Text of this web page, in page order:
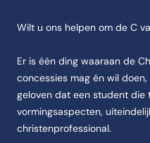
Wilt u ons helpen om de C
Er is één ding waaraan de
concessies mag én wil
geloven dat een student die
vormingsaspecten,
christenprofessional.